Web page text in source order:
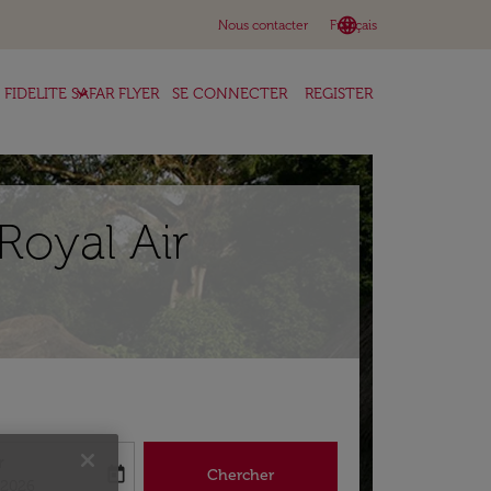
Nous contacter language
Français
keyboard_arrow_down
FIDELITE SAFAR FLYER
keyboard_arrow_down SE CONNECTER REGISTER
Air
return-date-aria-label
today Chercher